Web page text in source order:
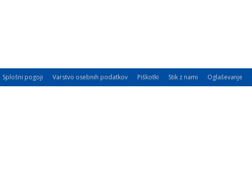
Splošni pogoji Varstvo osebnih podatkov Piškotki Stik z nami Oglaševanje